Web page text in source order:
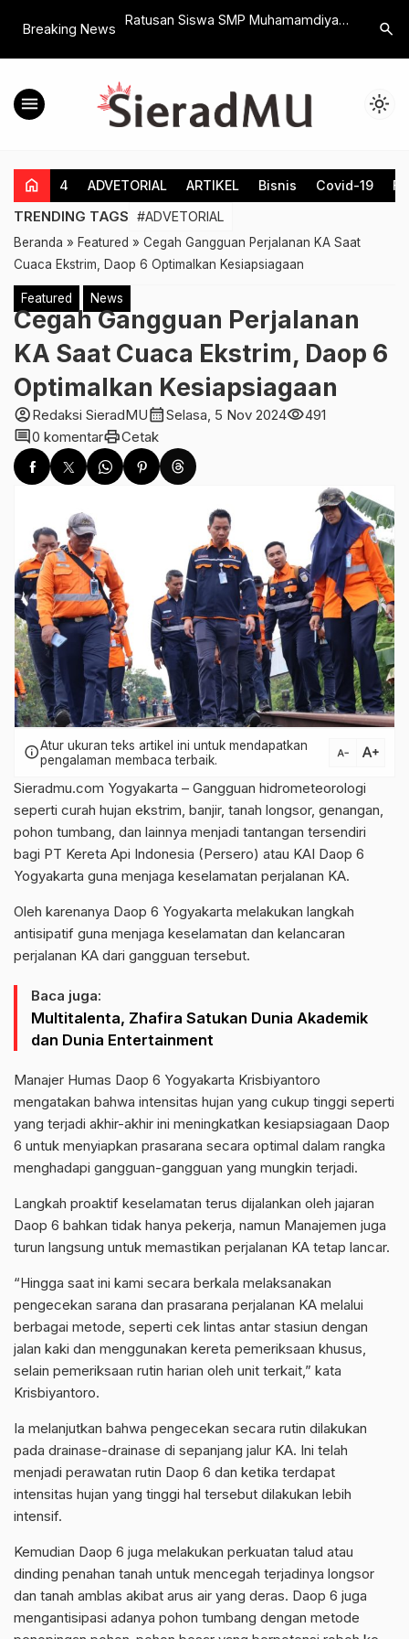
Breaking News
mundo de Mr
Ratusan Siswa SMP Muhamamdiyah
Tanam Pohon di Bukit Jeto
Haflah
Klaten
search
menu light_mode
home 4 ADVETORIAL ARTIKEL Bisnis Covid-19
TRENDING TAGS #ADVETORIAL
Beranda » Featured » Cegah Gangguan Perjalanan KA Saat
Cuaca Ekstrim, Daop 6 Optimalkan Kesiapsiagaan
Featured News
Cegah Gangguan Perjalanan
KA Saat Cuaca Ekstrim, Daop 6
Optimalkan Kesiapsiagaan
account_circleRedaksi SieradMUcalendar_monthSelasa, 5 Nov 2024visibility491
comment0 komentarprintCetak
infoAtur ukuran teks artikel ini untuk mendapatkan
pengalaman membaca terbaik.
text_decrease text_increase
Sieradmu.com Yogyakarta – Gangguan hidrometeorologi
seperti curah hujan ekstrim, banjir, tanah longsor, genangan,
pohon tumbang, dan lainnya menjadi tantangan tersendiri
bagi PT Kereta Api Indonesia (Persero) atau KAI Daop 6
Yogyakarta guna menjaga keselamatan perjalanan KA.
Oleh karenanya Daop 6 Yogyakarta melakukan langkah
antisipatif guna menjaga keselamatan dan kelancaran
perjalanan KA dari gangguan tersebut.
Baca juga:
Multitalenta, Zhafira Satukan Dunia Akademik
dan Dunia Entertainment
Manajer Humas Daop 6 Yogyakarta Krisbiyantoro
mengatakan bahwa intensitas hujan yang cukup tinggi seperti
yang terjadi akhir-akhir ini meningkatkan kesiapsiagaan Daop
6 untuk menyiapkan prasarana secara optimal dalam rangka
menghadapi gangguan-gangguan yang mungkin terjadi.
Langkah proaktif keselamatan terus dijalankan oleh jajaran
Daop 6 bahkan tidak hanya pekerja, namun Manajemen juga
turun langsung untuk memastikan perjalanan KA tetap lancar.
“Hingga saat ini kami secara berkala melaksanakan
pengecekan sarana dan prasarana perjalanan KA melalui
berbagai metode, seperti cek lintas antar stasiun dengan
jalan kaki dan menggunakan kereta pemeriksaan khusus,
selain pemeriksaan rutin harian oleh unit terkait,” kata
Krisbiyantoro.
Ia melanjutkan bahwa pengecekan secara rutin dilakukan
pada drainase-drainase di sepanjang jalur KA. Ini telah
menjadi perawatan rutin Daop 6 dan ketika terdapat
intensitas hujan yang tinggi hal tersebut dilakukan lebih
intensif.
Kemudian Daop 6 juga melakukan perkuatan talud atau
dinding penahan tanah untuk mencegah terjadinya longsor
dan tanah amblas akibat arus air yang deras. Daop 6 juga
mengantisipasi adanya pohon tumbang dengan metode